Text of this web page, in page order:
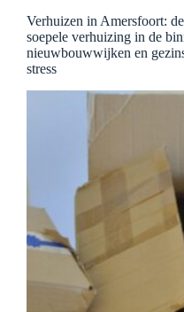
Verhuizen in Amersfoort:
soepele verhuizing in de
nieuwbouwwijken en
stress